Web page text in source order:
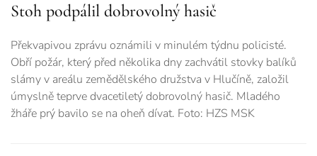
Stoh podpálil dobrovolný hasič
Překvapivou zprávu oznámili v minulém týdnu policisté.
Obří požár, který před několika dny zachvátil stovky balíků
slámy v areálu zemědělského družstva v Hlučíně, založil
úmyslně teprve dvacetiletý dobrovolný hasič. Mladého
žháře prý bavilo se na oheň dívat. Foto: HZS MSK